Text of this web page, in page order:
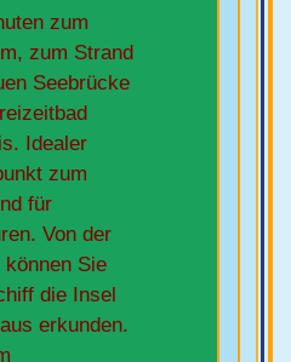
zum
zum Strand
Seebrücke
Idealer
zum
für
Von der
können Sie
die Insel
erkunden.